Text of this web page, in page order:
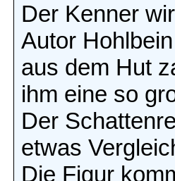
Der Kenner
Autor
aus dem Hut
ihm eine so
Der
etwas
Die Figur